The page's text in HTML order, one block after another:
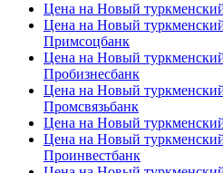
Цена на Новый
Цена на Новый
Примсоцбанк
Цена на Новый
Пробизнесбанк
Цена на Новый
Промсвязьбанк
Цена на Новый
Цена на Новый
Проинвестбанк